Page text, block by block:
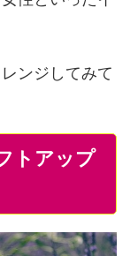
ンジしてみて
トアップ